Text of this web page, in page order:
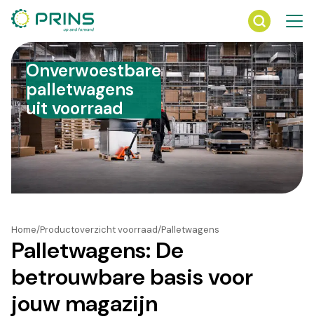
direct
de
inhoudOnverwoestbare
palletwagens
uit voorraad
Home Productoverzicht voorraad Palletwagens
Palletwagens: De
betrouwbare basis voor
jouw magazijn